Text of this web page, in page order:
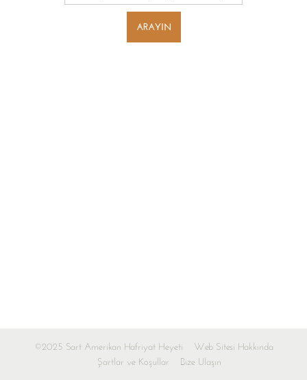
©2025 Sart Amerikan Hafriyat Heyeti
Web Sitesi Hakkında
Şartlar ve Koşullar
Bize Ulaşın